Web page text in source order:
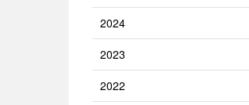
2024
2023
2022